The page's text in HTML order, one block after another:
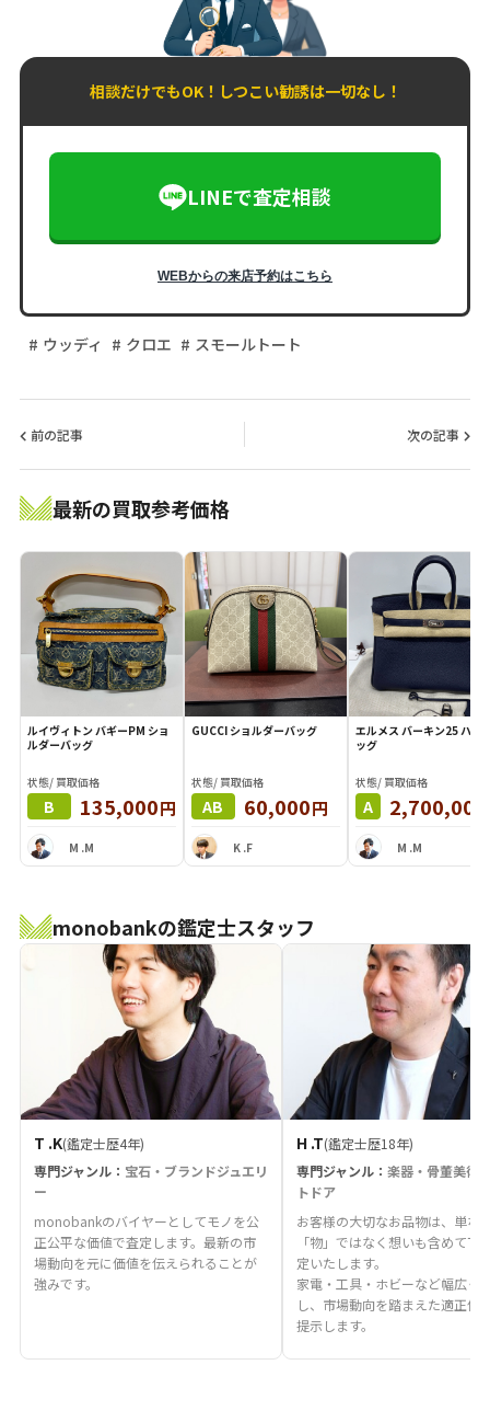
相談だけでもOK！しつこい勧誘は一切なし！
LINEで査定相談
WEBからの来店予約はこちら
ウッディ クロエ スモールトート
前の記事 次の記事
最新の買取参考価格
ルイヴィトン バギーPM ショ
ルダーバッグ
状態/ 買取価格
B 135,000円
M .M
GUCCI ショルダーバッグ
状態/ 買取価格
AB 60,000円
K .F
エルメス バーキン25 ハンドバ
ッグ
状態/ 買取価格
A 2,700,000
M .M
monobankの鑑定士スタッフ
T .K(鑑定士歴4年)
専門ジャンル： 宝石・ブランドジュエリ
ー
monobankのバイヤーとしてモノを公
正公平な価値で査定します。最新の市
場動向を元に価値を伝えられることが
強みです。
H .T(鑑定士歴18年)
専門ジャンル： 楽器・骨董美術
トドア
お客様の大切なお品物は、単な
「物」ではなく想いも含めて丁
定いたします。
家電・工具・ホビーなど幅広く
し、市場動向を踏まえた適正価
提示します。